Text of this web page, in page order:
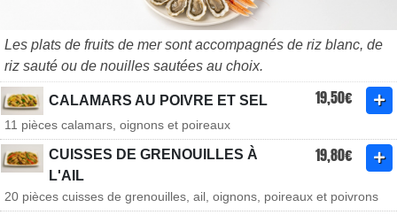
Les plats de fruits de mer sont accompagnés de riz blanc, de
riz sauté ou de nouilles sautées au choix.
CALAMARS AU POIVRE ET SEL 19,50€
11 pièces calamars, oignons et poireaux
CUISSES DE GRENOUILLES À
L'AIL
19,80€
20 pièces cuisses de grenouilles, ail, oignons, poireaux et poivrons